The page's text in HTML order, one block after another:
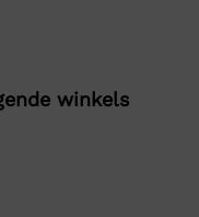
winkels